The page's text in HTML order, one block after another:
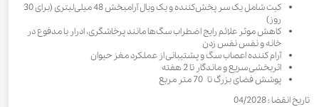
کیت شامل یک سر پخش‌کننده و یک ویال آرامبخش 48 میلی‌لیتری (برای 30
روز)
کاهش موثر علائم رایج اضطراب سگ‌ها مانند پرخاشگری، ادرار یا مدفوع در
خانه و نفس نفس زدن
آرام کننده اعصاب سگ و پشتیبانی از عملکرد مغز حیوان
اثربخشی سریع و ماندگار تا 2 هفته
پوشش فضای بزرگ تا 70 متر مربع
تاریخ انقضا : 04/2028